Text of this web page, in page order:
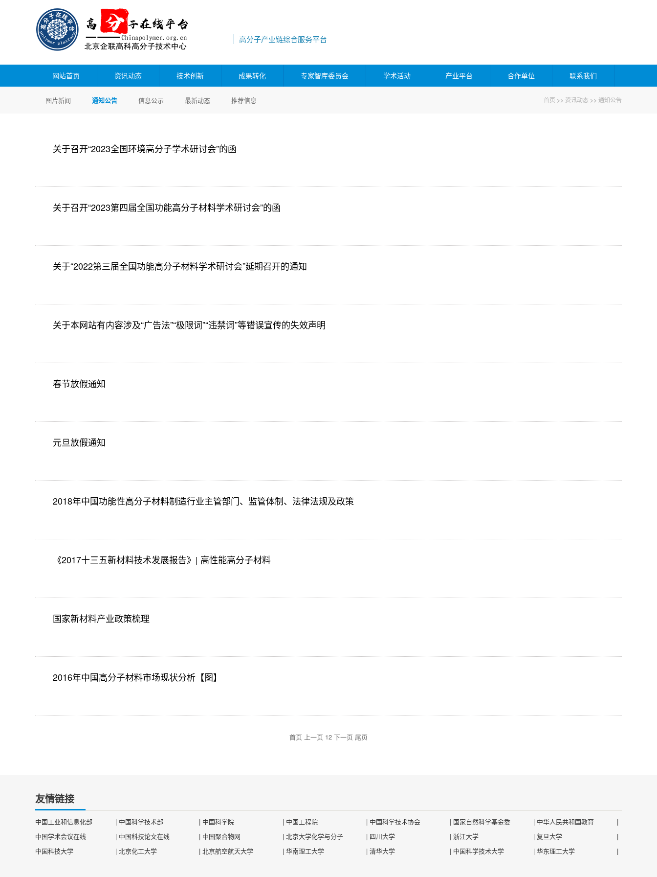
高分子产业链综合服务平台
网站首页 资讯动态 技术创新 成果转化 专家智库委员会 学术活动 产业平台 合作单位 联系我们
首页 >> 资讯动态 >> 通知公告
图片新闻 通知公告 信息公示 最新动态 推荐信息
关于召开“2023全国环境高分子学术研讨会”的函
关于召开“2023第四届全国功能高分子材料学术研讨会”的函
关于“2022第三届全国功能高分子材料学术研讨会”延期召开的通知
关于本网站有内容涉及“广告法”“极限词”“违禁词”等错误宣传的失效声明
春节放假通知
元旦放假通知
2018年中国功能性高分子材料制造行业主管部门、监管体制、法律法规及政策
《2017十三五新材料技术发展报告》| 高性能高分子材料
国家新材料产业政策梳理
2016年中国高分子材料市场现状分析【图】
首页 上一页 12 下一页 尾页
友情链接
中国工业和信息化部 | 中国科学技术部 | 中国科学院 | 中国工程院 | 中国科学技术协会 | 国家自然科学基金委 | 中华人民共和国教育
|
中国学术会议在线
| 中国科技论文在线 | 中国聚合物网 | 北京大学化学与分子 | 四川大学 | 浙江大学 | 复旦大学
|
中国科技大学
| 北京化工大学 | 北京航空航天大学 | 华南理工大学 | 清华大学 | 中国科学技术大学 | 华东理工大学 |